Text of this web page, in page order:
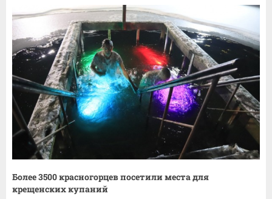
Более 3500 красногорцев посетили места для
крещенских купаний